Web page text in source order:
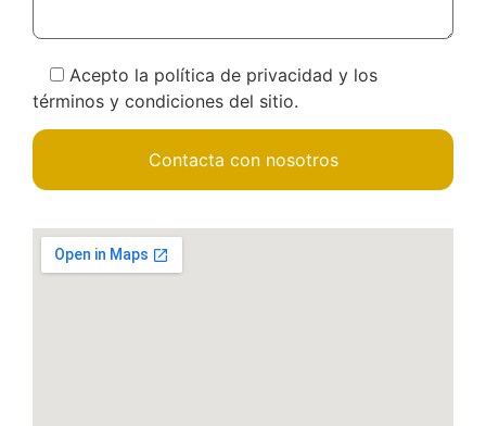
Acepto la política de privacidad y los
términos y condiciones del sitio.